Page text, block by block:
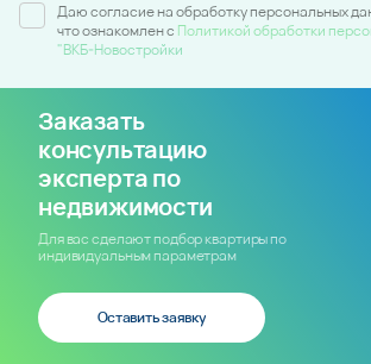
Даю согласие на обработку персональных
что ознакомлен c Политикой обработки
"ВКБ-Новостройки
Заказать
консультацию
эксперта по
недвижимости
Для вас сделают подбор квартиры по
индивидуальным параметрам
Оставить заявку